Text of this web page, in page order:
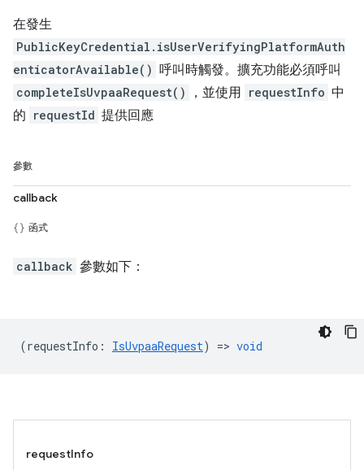
在發生
PublicKeyCredential.isUserVerifyingPlatformAuth
enticatorAvailable() 呼叫時觸發。擴充功能必須呼叫
completeIsUvpaaRequest() ，並使用 requestInfo 中
的 requestId 提供回應
參數
callback
函式
callback 參數如下：
(requestInfo : IsUvpaaRequest) => void
requestInfo